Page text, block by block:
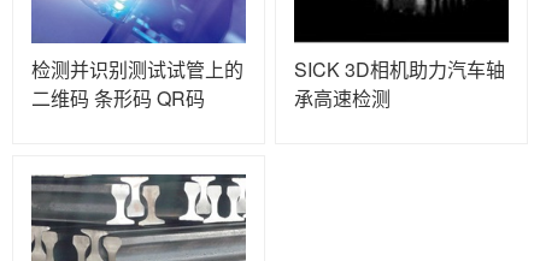
检测并识别测试试管上的
二维码 条形码 QR码
SICK 3D相机助力汽车轴
承高速检测